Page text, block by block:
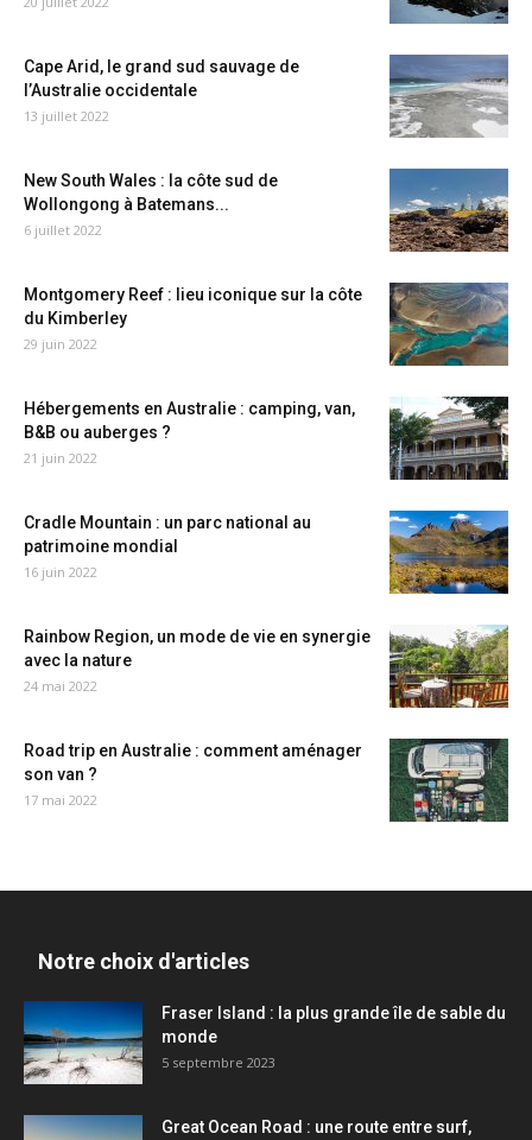
Cape Arid, le grand sud sauvage de
l’Australie occidentale
13 juillet 2022
New South Wales : la côte sud de
Wollongong à Batemans...
6 juillet 2022
Montgomery Reef : lieu iconique sur la côte
du Kimberley
29 juin 2022
Hébergements en Australie : camping, van,
B&B ou auberges ?
21 juin 2022
Cradle Mountain : un parc national au
patrimoine mondial
16 juin 2022
Rainbow Region, un mode de vie en synergie
avec la nature
24 mai 2022
Road trip en Australie : comment aménager
son van ?
17 mai 2022
Notre choix d'articles
Fraser Island : la plus grande île de sable du
monde
5 septembre 2023
Great Ocean Road : une route entre surf,